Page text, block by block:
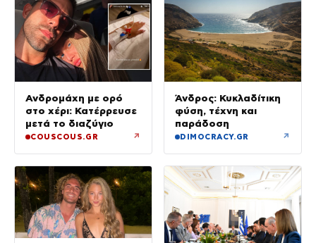
Ανδρομάχη με ορό
στο χέρι: Κατέρρευσε
μετά το διαζύγιο
COUSCOUS.GR ↗
Άνδρος: Κυκλαδίτικη
φύση, τέχνη και
παράδοση
DIMOCRACY.GR ↗